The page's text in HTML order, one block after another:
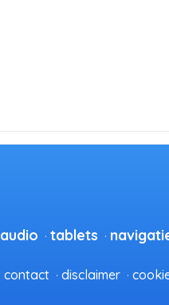
audio tablets
contact disclaimer